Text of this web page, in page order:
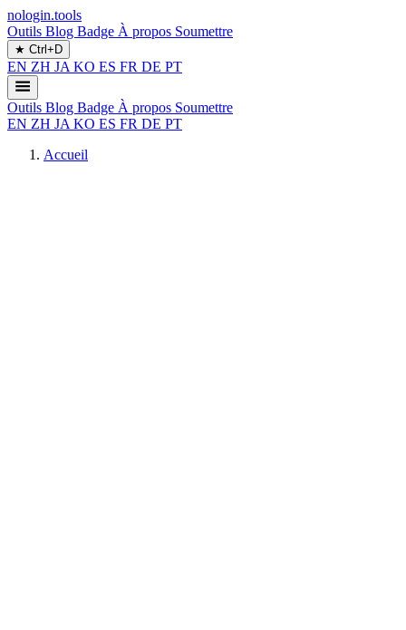
nologin.tools
Outils Blog Badge À propos Soumettre
★ Ctrl+D
EN ZH JA KO ES FR DE PT
Outils Blog Badge À propos Soumettre
EN ZH JA KO ES FR DE PT
Accueil